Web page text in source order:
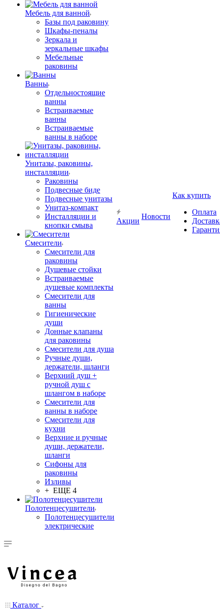
Мебель для ванной
Базы под раковину
Шкафы-пеналы
Зеркала и
зеркальные шкафы
Мебельные
раковины
Ванны
Отдельностоящие
ванны
Встраиваемые
ванны
Встраиваемые
ванны в наборе
Унитазы, раковины,
инсталляции
Раковины
Подвесные биде
Подвесные унитазы
Унитаз-компакт
Инсталляции и
кнопки смыва
Смесители
Смесители для
раковины
Душевые стойки
Встраиваемые
душевые комплекты
Смесители для
ванны
Гигиенические
души
Донные клапаны
для раковины
Смесители для душа
Ручные души,
держатели, шланги
Верхний душ +
ручной душ с
шлангом в наборе
Смесители для
ванны в наборе
Смесители для
кухни
Верхние и ручные
души, держатели,
шланги
Сифоны для
раковины
Изливы
+ ЕЩЕ 4
Полотенцесушители
Полотенцесушители
электрические
Акции
Новости
Как купить
Оплата
Каталог